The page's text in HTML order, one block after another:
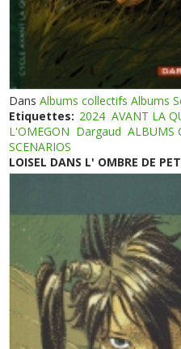
DansAlbums collectifs Albums
Etiquettes: 2024 AVANT LA
L'OMEGON Dargaud ALBUMS
SCENARIOS
LOISEL DANS L' OMBRE DE